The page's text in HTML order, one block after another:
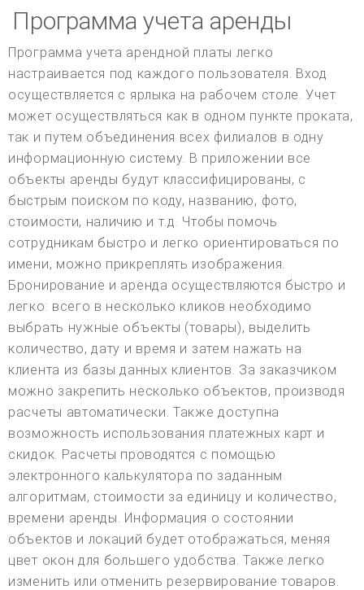
Программа учета аренды
Программа учета арендной платы легко
настраивается под каждого пользователя. Вход
осуществляется с ярлыка на рабочем столе. Учет
может осуществляться как в одном пункте проката,
так и путем объединения всех филиалов в одну
информационную систему. В приложении все
объекты аренды будут классифицированы, с
быстрым поиском по коду, названию, фото,
стоимости, наличию и т.д. Чтобы помочь
сотрудникам быстро и легко ориентироваться по
имени, можно прикреплять изображения.
Бронирование и аренда осуществляются быстро и
легко: всего в несколько кликов необходимо
выбрать нужные объекты (товары), выделить
количество, дату и время и затем нажать на
клиента из базы данных клиентов. За заказчиком
можно закрепить несколько объектов, производя
расчеты автоматически. Также доступна
возможность использования платежных карт и
скидок. Расчеты проводятся с помощью
электронного калькулятора по заданным
алгоритмам, стоимости за единицу и количество,
времени аренды. Информация о состоянии
объектов и локаций будет отображаться, меняя
цвет окон для большего удобства. Также легко
изменить или отменить резервирование товаров.